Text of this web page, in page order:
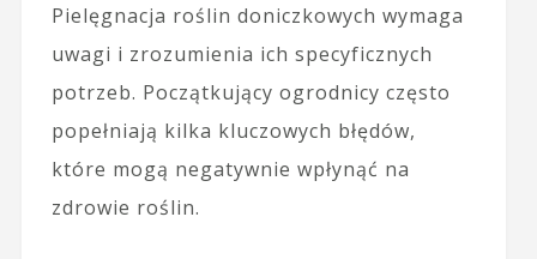
Pielęgnacja roślin doniczkowych wymaga
uwagi i zrozumienia ich specyficznych
potrzeb. Początkujący ogrodnicy często
popełniają kilka kluczowych błędów,
które mogą negatywnie wpłynąć na
zdrowie roślin.